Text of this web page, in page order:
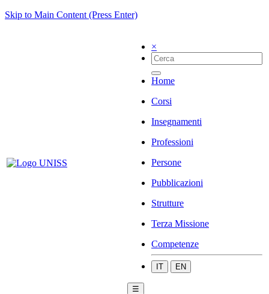
Skip to Main Content (Press Enter)
×
Home
Corsi
Insegnamenti
Professioni
Persone
Pubblicazioni
Strutture
Terza Missione
Competenze
IT EN
☰